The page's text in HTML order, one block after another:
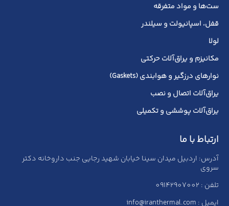
ست‌ها و مواد متفرقه
قفل، اسپانیولت و سیلندر
لولا
مکانیزم و یراق‌آلات حرکتی
نوارهای درزگیر و هوابندی (Gaskets)
یراق‌آلات اتصال و نصب
یراق‌آلات پوششی و تکمیلی
ارتباط با ما
آدرس: اردبیل میدان سینا خیابان شهید رجایی جنب داروخانه دکتر
سروی
تلفن : 09142907002
ایمیل : info@iranthermal.com